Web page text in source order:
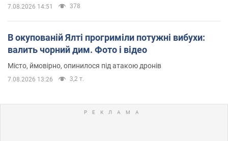
7.08.2026 14:51 378
В окупованій Ялті прогриміли потужні вибухи:
валить чорний дим. Фото і відео
Місто, ймовірно, опинилося під атакою дронів
7.08.2026 13:26 3,2 т.